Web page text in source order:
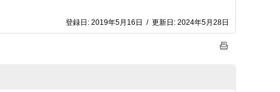
登録日: 2019年5月16日 / 更新日: 2024年5月28日